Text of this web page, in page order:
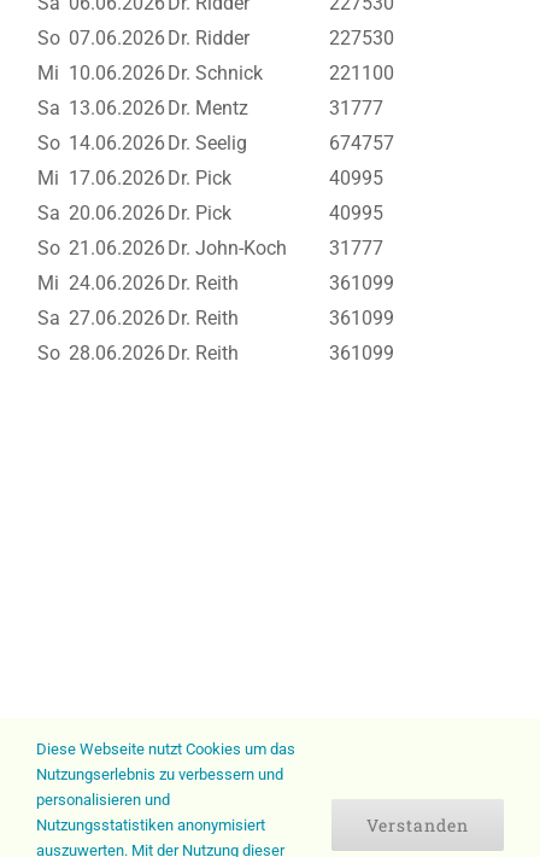
So 07.06.2026Dr. Ridder
227530
Mi 10.06.2026Dr. Schnick
221100
Sa 13.06.2026Dr. Mentz
31777
So 14.06.2026Dr. Seelig
674757
Mi 17.06.2026Dr. Pick
40995
Sa 20.06.2026Dr. Pick
40995
So 21.06.2026Dr. John-Koch
31777
Mi 24.06.2026Dr. Reith
361099
Sa 27.06.2026Dr. Reith
361099
So 28.06.2026Dr. Reith 361099
Diese Webseite nutzt Cookies um das
Nutzungserlebnis zu verbessern und
personalisieren und
Nutzungsstatistiken anonymisiert
auszuwerten. Mit der Nutzung dieser
Verstanden